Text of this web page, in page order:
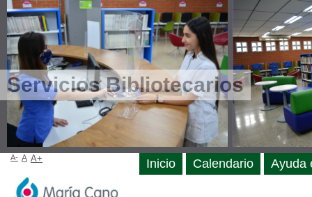
Servicios Bibliotecarios
Inicio Calendario Ayuda
A- A A+